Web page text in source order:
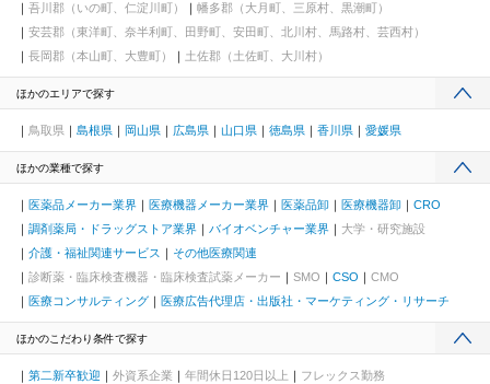
吾川郡（いの町、仁淀川町）
幡多郡（大月町、三原村、黒潮町）
安芸郡（東洋町、奈半利町、田野町、安田町、北川村、馬路村、芸西村）
長岡郡（本山町、大豊町）
土佐郡（土佐町、大川村）
ほかのエリアで探す
鳥取県 島根県 岡山県 広島県 山口県 徳島県 香川県 愛媛県
ほかの業種で探す
医薬品メーカー業界 医療機器メーカー業界 医薬品卸 医療機器卸
CRO
調剤薬局・ドラッグストア業界
バイオベンチャー業界
大学・研究施設
介護・福祉関連サービス
その他医療関連
診断薬・臨床検査機器・臨床検査試薬メーカー
SMO CSO
CMO
医療コンサルティング
医療広告代理店・出版社・マーケティング・リサーチ
ほかのこだわり条件で探す
第二新卒歓迎 外資系企業 年間休日120日以上
フレックス勤務